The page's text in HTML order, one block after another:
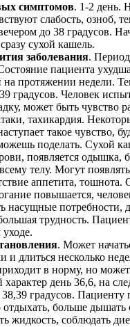
симптомов. 1-2 день.
слабость, озноб,
до 38 градусов.
сухой кашель.
заболевания.
пациента
протяжении недели.
градусов. Человек
может быть чувство
тахикардия.
такое чувство,
поделать. Сухой
появляется одышка,
телу. Могут
аппетита, тошнота.
повышается,
насущные потребности,
трудность.
. Может
и длиться несколько
в норму, но
день 36,6, на
38,39 градусов.
больше дышать
жидкость, соблюдать